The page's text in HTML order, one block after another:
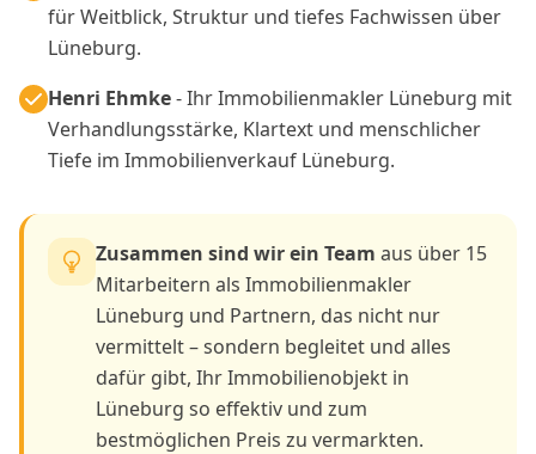
für Weitblick, Struktur und tiefes Fachwissen über
Lüneburg.
Henri Ehmke- Ihr Immobilienmakler Lüneburg mit
Verhandlungsstärke, Klartext und menschlicher
Tiefe im Immobilienverkauf Lüneburg.
Zusammen sind wir ein Team aus über 15
Mitarbeitern als Immobilienmakler
Lüneburg und Partnern, das nicht nur
vermittelt – sondern begleitet und alles
dafür gibt, Ihr Immobilienobjekt in
Lüneburg so effektiv und zum
bestmöglichen Preis zu vermarkten.